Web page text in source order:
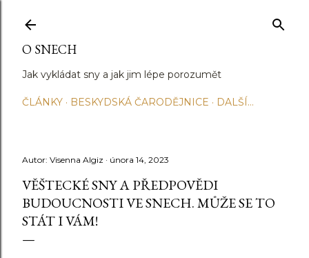
O SNECH
Jak vykládat sny a jak jim lépe porozumět
ČLÁNKY BESKYDSKÁ ČARODĚJNICE DALŠÍ…
Autor: Visenna Algiz února 14, 2023
VĚŠTECKÉ SNY A PŘEDPOVĚDI
BUDOUCNOSTI VE SNECH. MŮŽE SE TO
STÁT I VÁM!